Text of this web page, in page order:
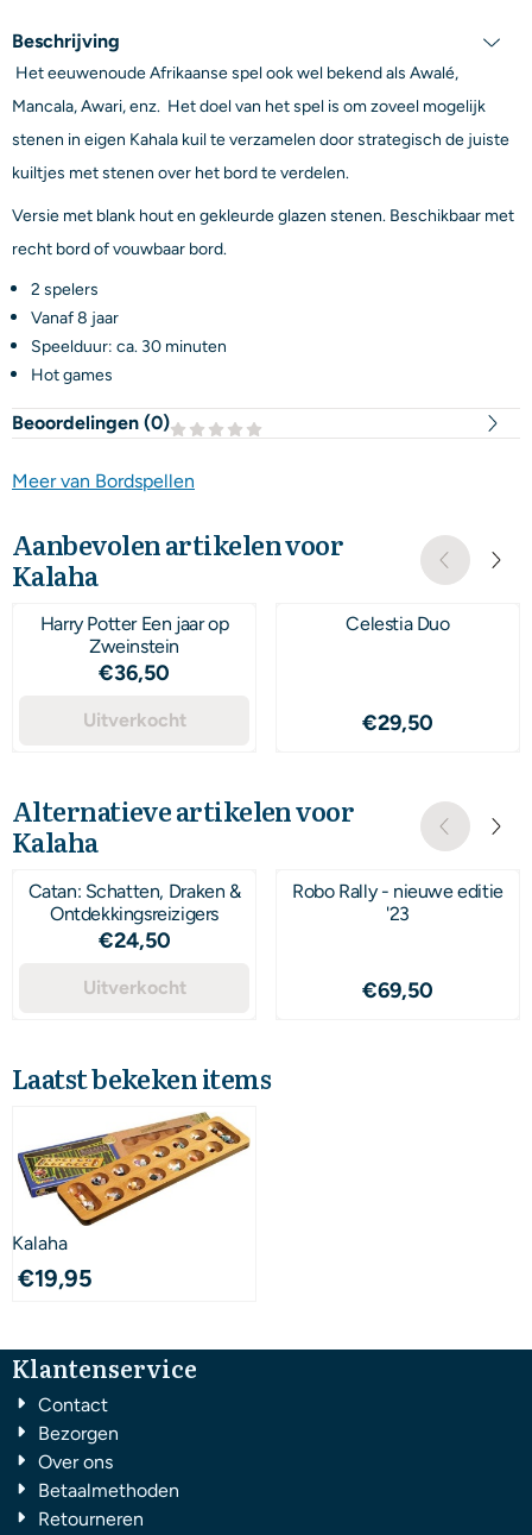
Beschrijving
Het eeuwenoude Afrikaanse spel ook wel bekend als Awalé,
Mancala, Awari, enz. Het doel van het spel is om zoveel mogelijk
stenen in eigen Kahala kuil te verzamelen door strategisch de juiste
kuiltjes met stenen over het bord te verdelen.
Versie met blank hout en gekleurde glazen stenen. Beschikbaar met
recht bord of vouwbaar bord.
2 spelers
Vanaf 8 jaar
Speelduur: ca. 30 minuten
Hot games
Beoordelingen (0)
Meer van Bordspellen
Aanbevolen artikelen voor
Kalaha
Harry Potter Een jaar op
Zweinstein
Prijs: 36,50
€36,50
Uitverkocht
Celestia Duo
Prijs: 29,50
€29,50
Alternatieve artikelen voor
Kalaha
Catan: Schatten, Draken &
Ontdekkingsreizigers
Prijs: 24,50
€24,50
Uitverkocht
Robo Rally - nieuwe editie
'23
Prijs: 69,50
€69,50
Laatst bekeken items
Kalaha
€19,95
Klantenservice
Contact
Bezorgen
Over ons
Betaalmethoden
Retourneren